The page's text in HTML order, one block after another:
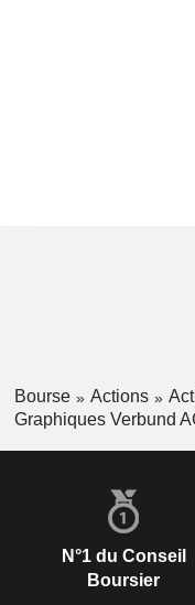
Bourse Actions
Graphiques Verbund
N°1 du Conseil
Boursier